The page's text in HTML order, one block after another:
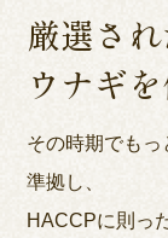
厳選さ
ウナギ
その時期でも
準拠し、
HACCPに則っ